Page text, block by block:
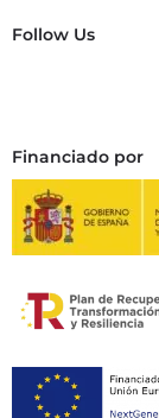
Follow Us
Financiado por